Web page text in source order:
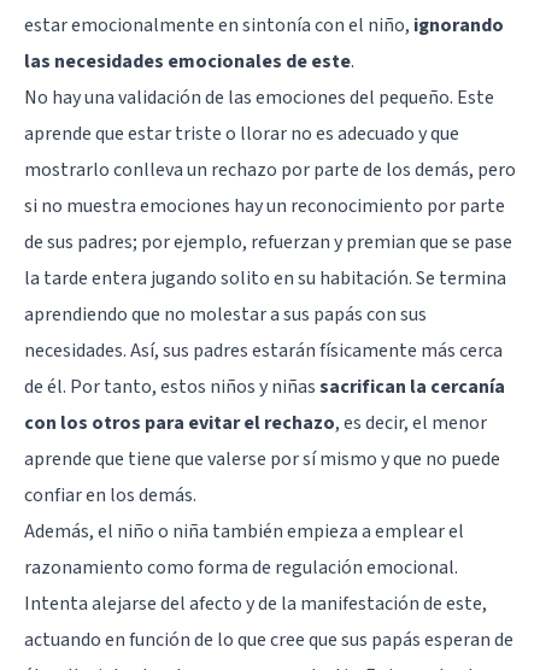
estar emocionalmente en sintonía con el niño, ignorando
las necesidades emocionales de este.
No hay una validación de las emociones del pequeño. Este
aprende que estar triste o llorar no es adecuado y que
mostrarlo conlleva un rechazo por parte de los demás, pero
si no muestra emociones hay un reconocimiento por parte
de sus padres; por ejemplo, refuerzan y premian que se pase
la tarde entera jugando solito en su habitación. Se termina
aprendiendo que no molestar a sus papás con sus
necesidades. Así, sus padres estarán físicamente más cerca
de él. Por tanto, estos niños y niñassacrifican la cercanía
con los otros para evitar el rechazo, es decir, el menor
aprende que tiene que valerse por sí mismo y que no puede
confiar en los demás.
Además, el niño o niña también empieza a emplear el
razonamiento como forma de regulación emocional.
Intenta alejarse del afecto y de la manifestación de este,
actuando en función de lo que cree que sus papás esperan de